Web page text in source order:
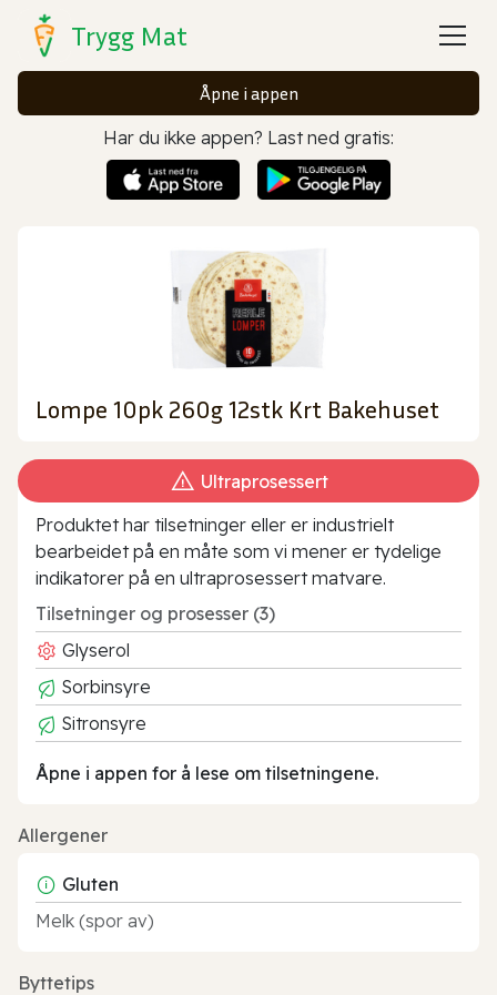
Trygg Mat
Åpne i appen
Har du ikke appen? Last ned gratis:
Lompe 10pk 260g 12stk Krt Bakehuset
Ultraprosessert
Produktet har tilsetninger eller er industrielt
bearbeidet på en måte som vi mener er tydelige
indikatorer på en ultraprosessert matvare.
Tilsetninger og prosesser (3)
Glyserol
Sorbinsyre
Sitronsyre
Åpne i appen for å lese om tilsetningene.
Allergener
Gluten
Melk (spor av)
Byttetips